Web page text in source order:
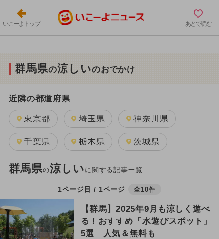
いこーよトップ あとで読む
群馬県の涼しいのおでかけ
近隣の都道府県
東京都 埼玉県 神奈川県
千葉県 栃木県 茨城県
群馬県の涼しいに関する記事一覧
1ページ目 / 1ページ 全10件
【群馬】2025年9月も涼しく遊べ
る！おすすめ「水遊びスポット」
5選 人気＆無料も